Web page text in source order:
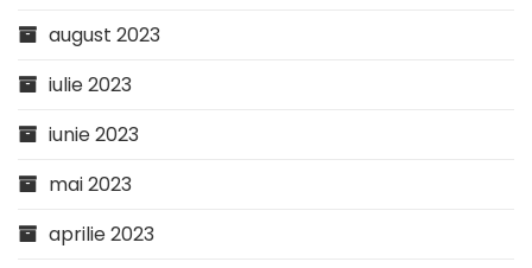
august 2023
iulie 2023
iunie 2023
mai 2023
aprilie 2023